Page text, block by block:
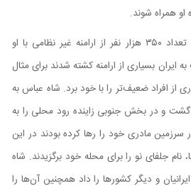
او همراه شوند.
تمام روستاها سوزانده شدند و تعداد ۳۵۰ هزار نفر از ارامنه غیر نظامی با او
ایران بسیاری از ارامنه کشته شدند برای مثال
از افراد ضعیف‌تر را با خود برد. شاه عباس به
و در بخش جنوبی زاینده رود محلی را به
سرزمین مادری خود را رها کرده بودند در این
جلفای نو را برای محله خود برگزیدند. شاه
و دیگر کشور‌ها را داد همچنین آن‌ها را